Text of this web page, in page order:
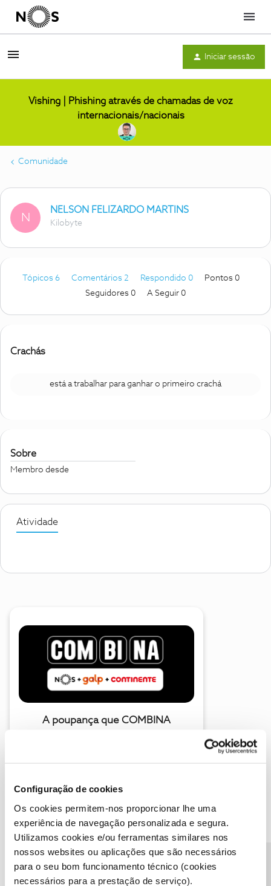
Configuração de cookies
Os cookies permitem-nos proporcionar lhe uma
experiência de navegação personalizada e segura.
Utilizamos cookies e/ou ferramentas similares nos
nossos websites ou aplicações que são necessários
para o seu bom funcionamento técnico (cookies
necessários para a prestação de serviço).
Menu
Iniciar sessão
Vishing | Phishing através de chamadas de voz
internacionais/nacionais
Comunidade
N
NELSON FELIZARDO MARTINS
Kilobyte
Tópicos 6 Comentários 2 Respondido 0
Pontos 0
Seguidores 0 A Seguir 0
Crachás
está a trabalhar para ganhar o primeiro crachá
Sobre
Membro desde
Atividade
A poupança que COMBINA
Descubra as novidades de junho